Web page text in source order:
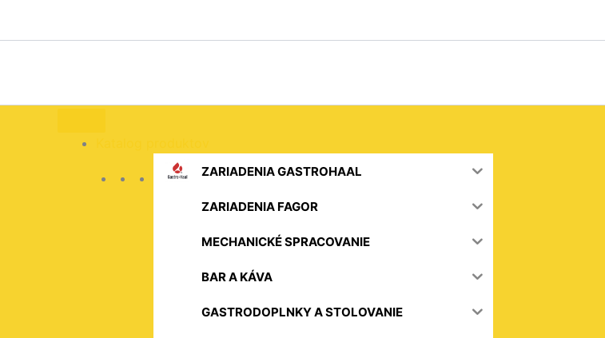
ZARIADENIA GASTROHAAL
ZARIADENIA FAGOR
MECHANICKÉ SPRACOVANIE
BAR A KÁVA
GASTRODOPLNKY A STOLOVANIE